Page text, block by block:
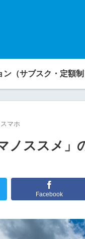
（サブスク・定額制
マホ
ノススメ」
Facebook